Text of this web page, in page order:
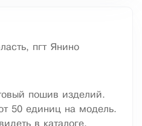
пгт Янино
пошив изделий.
50 единиц на модель.
в каталоге,